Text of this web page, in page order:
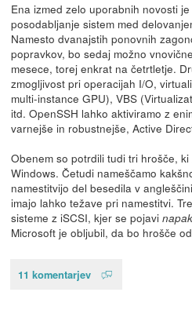
Ena izmed zelo uporabnih novosti je
posodabljanje sistem med
Namesto dvanajstih ponovnih
popravkov, bo sedaj možno
mesece, torej enkrat na četrtletje.
zmogljivost pri operacijah I/O,
multi-instance GPU), VBS
itd. OpenSSH lahko aktiviramo z
varnejše in robustnejše, Active
Obenem so potrdili tudi tri hrošče,
Windows. Četudi nameščamo
namestitvijo del besedila v
imajo lahko težave pri namestitvi.
sisteme z iSCSI, kjer se pojavi
Microsoft je obljubil, da bo hrošče
11 komentarjev